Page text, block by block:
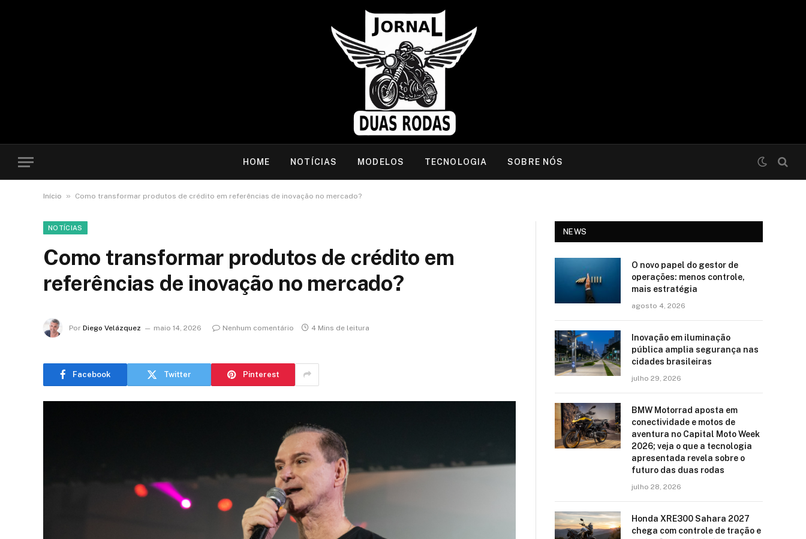
HOME NOTÍCIAS MODELOS TECNOLOGIA SOBRE NÓS
Início » Como transformar produtos de crédito em referências de inovação no mercado?
NOTÍCIAS
Como transformar produtos de crédito em
referências de inovação no mercado?
Por Diego Velázquez maio 14, 2026 Nenhum comentário 4 Mins de leitura
Facebook Twitter Pinterest
NEWS
O novo papel do gestor de
operações: menos controle,
mais estratégia
agosto 4, 2026
Inovação em iluminação
pública amplia segurança nas
cidades brasileiras
julho 29, 2026
BMW Motorrad aposta em
conectividade e motos de
aventura no Capital Moto Week
2026; veja o que a tecnologia
apresentada revela sobre o
futuro das duas rodas
julho 28, 2026
Honda XRE300 Sahara 2027
chega com controle de tração e